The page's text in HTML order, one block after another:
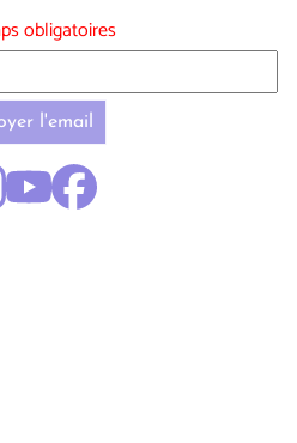
obligatoires
l'email